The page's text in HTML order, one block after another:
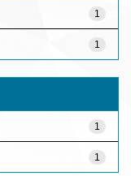
1
1
1
1